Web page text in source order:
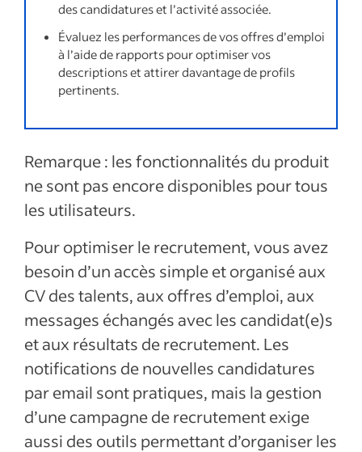
des candidatures et l’activité associée.
Évaluez les performances de vos offres d’emploi
à l’aide de rapports pour optimiser vos
descriptions et attirer davantage de profils
pertinents.
Remarque : les fonctionnalités du produit
ne sont pas encore disponibles pour tous
les utilisateurs.
Pour optimiser le recrutement, vous avez
besoin d’un accès simple et organisé aux
CV des talents, aux offres d’emploi, aux
messages échangés avec les candidat(e)s
et aux résultats de recrutement. Les
notifications de nouvelles candidatures
par email sont pratiques, mais la gestion
d’une campagne de recrutement exige
aussi des outils permettant d’organiser les